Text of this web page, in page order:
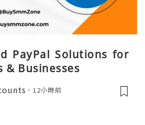
PayPal Solutions for
& Businesses
12小時前